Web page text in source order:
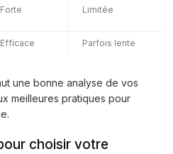
Forte Limitée
Efficace Parfois lente
une bonne analyse de vos
meilleures pratiques pour
choisir votre